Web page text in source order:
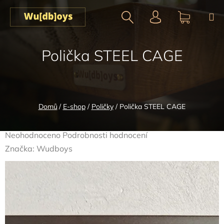
Přejít
obsah
Domů / E-shop / Poličky / Polička STEEL CAGE
Polička STEEL CAGE
Průměrné
hodnocení
produktu
5
Neohodnoceno Podrobnosti hodnocení
Značka: Wudboys